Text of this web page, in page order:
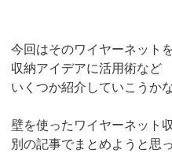
今回はそのワイヤーネット
収納アイデアに活用術など
いくつか紹介していこうかな
壁を使ったワイヤーネット
別の記事でまとめようと思